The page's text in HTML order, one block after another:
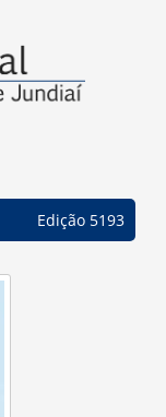
Edição 5193